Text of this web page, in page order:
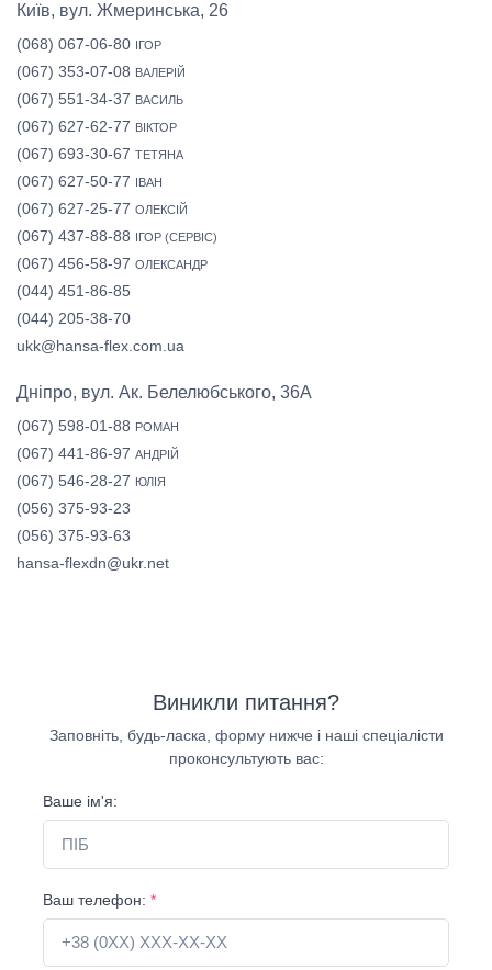
Київ, вул. Жмеринська, 26
(068) 067-06-80 ІГОР
(067) 353-07-08 ВАЛЕРІЙ
(067) 551-34-37 ВАСИЛЬ
(067) 627-62-77 ВІКТОР
(067) 693-30-67 ТЕТЯНА
(067) 627-50-77 ІВАН
(067) 627-25-77 ОЛЕКСІЙ
(067) 437-88-88 ІГОР (СЕРВІС)
(067) 456-58-97 ОЛЕКСАНДР
(044) 451-86-85
(044) 205-38-70
ukk@hansa-flex.com.ua
Дніпро, вул. Ак. Белелюбського, 36А
(067) 598-01-88 РОМАН
(067) 441-86-97 АНДРІЙ
(067) 546-28-27 ЮЛІЯ
(056) 375-93-23
(056) 375-93-63
hansa-flexdn@ukr.net
Виникли питання?
Заповніть, будь-ласка, форму нижче і наші спеціалісти
проконсультують вас:
Ваше ім'я:
Ваш телефон: *